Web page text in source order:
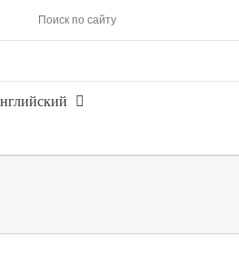
Поиск по сайту